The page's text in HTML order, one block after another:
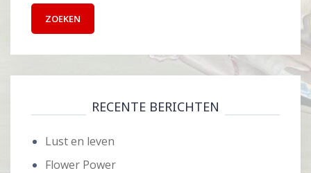
RECENTE BERICHTEN
Lust en leven
Flower Power